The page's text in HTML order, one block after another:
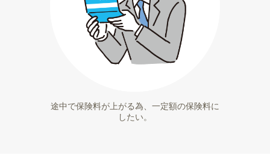
途中で保険料が上がる為、一定額の保険料に
したい。